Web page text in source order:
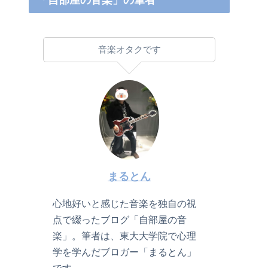
音楽オタクです
まるとん
心地好いと感じた音楽を独自の視
点で綴ったブログ「自部屋の音
楽」。筆者は、東大大学院で心理
学を学んだブロガー「まるとん」